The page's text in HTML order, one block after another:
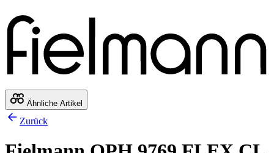
Ähnliche Artikel
Zurück